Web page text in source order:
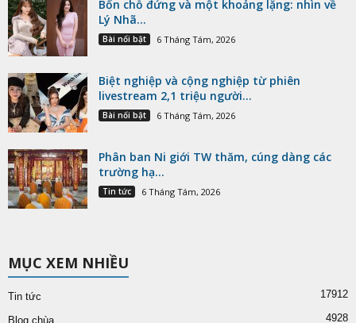
Bốn chỗ đứng và một khoảng lặng: nhìn về
Lý Nhã...
Bài nổi bật 6 Tháng Tám, 2026
Biệt nghiệp và cộng nghiệp từ phiên
livestream 2,1 triệu người...
Bài nổi bật 6 Tháng Tám, 2026
Phân ban Ni giới TW thăm, cúng dàng các
trường hạ...
Tin tức 6 Tháng Tám, 2026
MỤC XEM NHIỀU
Tin tức 17912
Blog chùa 4928